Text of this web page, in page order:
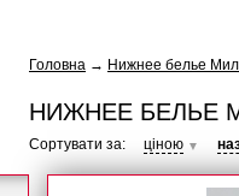
Головна → Нижнее белье
НИЖНЕЕ БЕЛЬЕ
Сортувати за: ціною ▼